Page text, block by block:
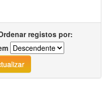
registos por: